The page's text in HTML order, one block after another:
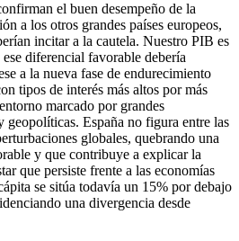
el buen desempeño de la
a los otros grandes países europeos,
incitar a la cautela. Nuestro PIB es
diferencial favorable debería
a la nueva fase de endurecimiento
tipos de interés más altos por más
marcado por grandes
geopolíticas. España no figura entre las
globales, quebrando una
y que contribuye a explicar la
que persiste frente a las economías
se sitúa todavía un 15% por debajo
una divergencia desde